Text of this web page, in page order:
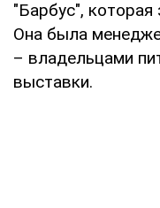
"Барбус", которая
Она была
– владельцами
выставки.